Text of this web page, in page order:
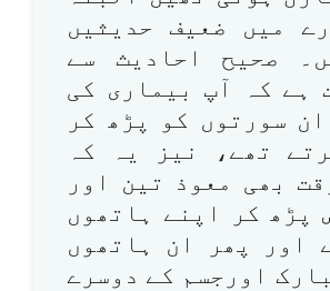
میں ضعیف حدیثیں
صحیح احادیث سے
ہے کہ آپ بیماری کی
سورتوں کو پڑھ کر
تھے، نیز یہ کہ
بھی معوذ تین اور
پڑھ کر اپنے ہاتھوں
اور پھر ان ہاتھوں
اورجسم کے دوسرے